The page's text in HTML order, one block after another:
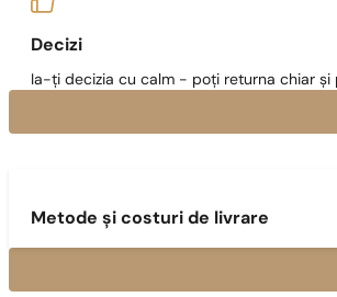
Decizi
Ia-ți decizia cu calm - poți returna chiar și
Metode și costuri de livrare